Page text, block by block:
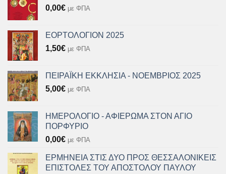
0,00€ με ΦΠΑ
ΕΟΡΤΟΛΟΓΙΟΝ 2025
1,50€ με ΦΠΑ
ΠΕΙΡΑΪΚΗ ΕΚΚΛΗΣΙΑ - ΝΟΕΜΒΡΙΟΣ 2025
5,00€ με ΦΠΑ
ΗΜΕΡΟΛΟΓΙΟ - ΑΦΙΕΡΩΜΑ ΣΤΟΝ ΑΓΙΟ
ΠΟΡΦΥΡΙΟ
0,00€ με ΦΠΑ
ΕΡΜΗΝΕΙΑ ΣΤΙΣ ΔΥΟ ΠΡΟΣ ΘΕΣΣΑΛΟΝΙΚΕΙΣ
ΕΠΙΣΤΟΛΕΣ ΤΟΥ ΑΠΟΣΤΟΛΟΥ ΠΑΥΛΟΥ